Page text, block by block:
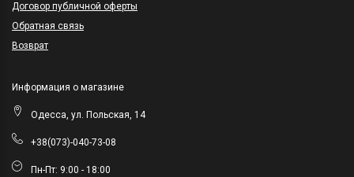
Договор публичной оферты
Обратная связь
Возврат
Информация о магазине
Одесса, ул. Польская, 14
+38(073)-040-73-08
Пн-Пт: 9:00 - 18:00